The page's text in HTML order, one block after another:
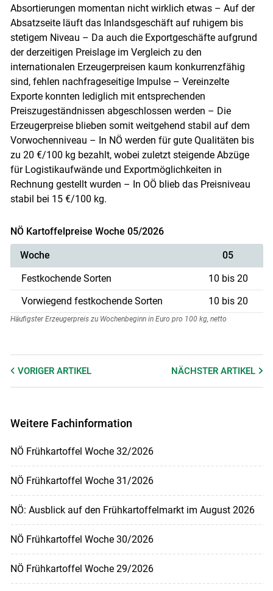
Absortierungen momentan nicht wirklich etwas – Auf der
Absatzseite läuft das Inlandsgeschäft auf ruhigem bis
stetigem Niveau – Da auch die Exportgeschäfte aufgrund
der derzeitigen Preislage im Vergleich zu den
internationalen Erzeugerpreisen kaum konkurrenzfähig
sind, fehlen nachfrageseitige Impulse – Vereinzelte
Exporte konnten lediglich mit entsprechenden
Preiszugeständnissen abgeschlossen werden – Die
Erzeugerpreise blieben somit weitgehend stabil auf dem
Vorwochenniveau – In NÖ werden für gute Qualitäten bis
zu 20 €/100 kg bezahlt, wobei zuletzt steigende Abzüge
für Logistikaufwände und Exportmöglichkeiten in
Rechnung gestellt wurden – In OÖ blieb das Preisniveau
stabil bei 15 €/100 kg.
NÖ Kartoffelpreise Woche 05/2026
Woche
05
Festkochende Sorten
10 bis 20
Vorwiegend festkochende Sorten
10 bis 20
Häufigster Erzeugerpreis zu Wochenbeginn in Euro pro 100 kg, netto
VORIGER ARTIKEL NÄCHSTERARTIKEL
Weitere Fachinformation
NÖ Frühkartoffel Woche 32/2026
NÖ Frühkartoffel Woche 31/2026
NÖ: Ausblick auf den Frühkartoffelmarkt im August 2026
NÖ Frühkartoffel Woche 30/2026
NÖ Frühkartoffel Woche 29/2026